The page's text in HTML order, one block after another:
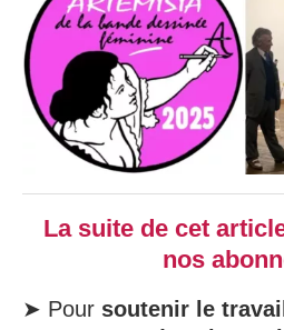
La suite de cet
nos
➤ Pour soutenir le